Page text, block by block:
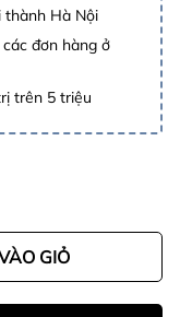
thành Hà Nội
đơn hàng ở
trên 5 triệu
GIỎ